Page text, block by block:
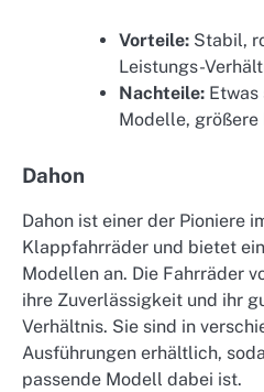
Vorteile: Stabil,
Leistungs-
Nachteile: Etwas
Modelle, größere
Dahon
Dahon ist einer der Pioniere
Klappfahrräder und bietet
Modellen an. Die Fahrräder
ihre Zuverlässigkeit und ihr
Verhältnis. Sie sind in
Ausführungen erhältlich,
passende Modell dabei ist.